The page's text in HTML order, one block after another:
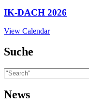
IK-DACH 2026
View Calendar
Suche
News